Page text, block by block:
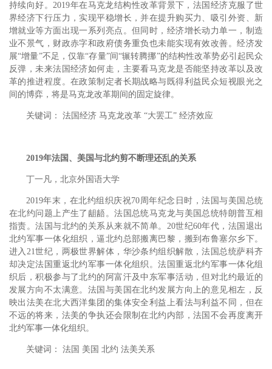
持续向好。2019年在马克龙结构性改革背景下，法国经济克服了世
界经济下行压力，实现平稳增长，并在提升购买力、吸引外资、新
增就业等方面出现一系列亮点。但同时，经济增长动力单一，制造
业不景气，财政赤字和政府债务重负也未能实现有效改善。经济发
展“增量”不足，仅靠“存量”间“辗转腾挪”的结构性改革势必引起民众
反弹，未来法国经济如何走，主要看马克龙是否能坚持改革以及改
革的推进程度。在政策制定者长期战略与既得利益民众短视眼光之
间的博弈，将是马克龙改革期间的固定旋律。
关键词： 法国经济 马克龙改革 “大罢工” 经济效应
2019年法国、美国与北约剪不断理还乱的关系
丁一凡，北京外国语大学
2019年末，在北约组织庆祝70周年纪念日时，法国与美国总统
在北约问题上产生了龃龉。法国总统马克龙与美国总统特朗普互相
指责。法国与北约的关系从来就不简单。20世纪60年代，法国退出
北约军事一体化组织，逼北约总部搬离巴黎，搬到布鲁塞尔乡下。
进入21世纪，两极世界解体，华沙条约组织解散，法国总统萨科齐
却决定法国重返北约军事一体化组织。法国重返北约军事一体化组
织后，积极参与了北约的阿富汗及中东军事活动，但对北约最近的
发展方向不太满意。法国与美国在北约发展方向上的意见相左，反
映出法美在北大西洋集团的集体安全利益上看法与利益不同，但在
不远的将来，法美的争执还会限制在北约内部，法国不会再度离开
北约军事一体化组织。
关键词： 法国 美国 北约 法美关系